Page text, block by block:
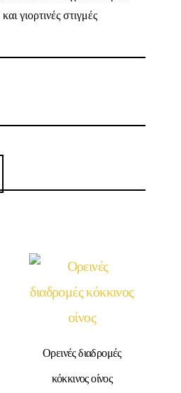
Ορεινές διαδρομές
κόκκινος οίνος
γιορτινές στιγμές